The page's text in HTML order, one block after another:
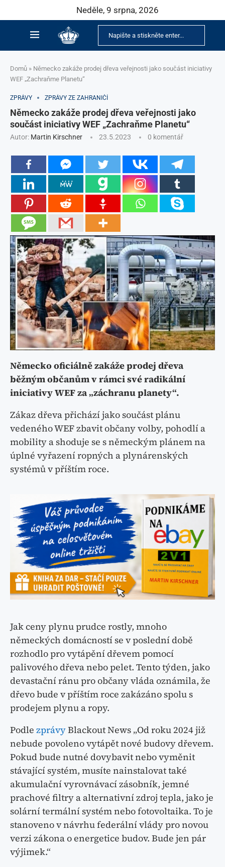
Neděle, 9 srpna, 2026
Domů » Německo zakáže prodej dřeva veřejnosti jako součást iniciativy
WEF „Zachraňme Planetu“
ZPRÁVY ZPRÁVY ZE ZAHRANIČÍ
Německo zakáže prodej dřeva veřejnosti jako
součást iniciativy WEF „Zachraňme Planetu“
Autor: Martin Kirschner 23.5.2023 0 komentář
Německo oficiálně zakáže prodej dřeva
běžným občanům v rámci své radikální
iniciativy WEF za „záchranu planety“.
Zákaz dřeva přichází jako součást plánu
vedeného WEF zbavit občany volby, pohodlí a
mobility a shoduje se s německým plánem na
úplné vyřazení ropných a plynárenských
systémů v příštím roce.
Jak ceny plynu prudce rostly, mnoho
německých domácností se v poslední době
rozhodlo pro vytápění dřevem pomocí
palivového dřeva nebo pelet. Tento týden, jako
devastační ránu pro občany vláda oznámila, že
dřevo bude v příštím roce zakázáno spolu s
prodejem plynu a ropy.
Podle zprávyBlackout News „Od roku 2024 již
nebude povoleno vytápět nové budovy dřevem.
Pokud bude nutné dovybavit nebo vyměnit
stávající systém, musíte nainstalovat také
akumulační vyrovnávací zásobník, jemné
prachové filtry a alternativní zdroj tepla, jako je
solární termální systém nebo fotovoltaika. To je
stanoveno v návrhu federální vlády pro novou
verzi zákona o energetice budov. Bude jen pár
výjimek.“